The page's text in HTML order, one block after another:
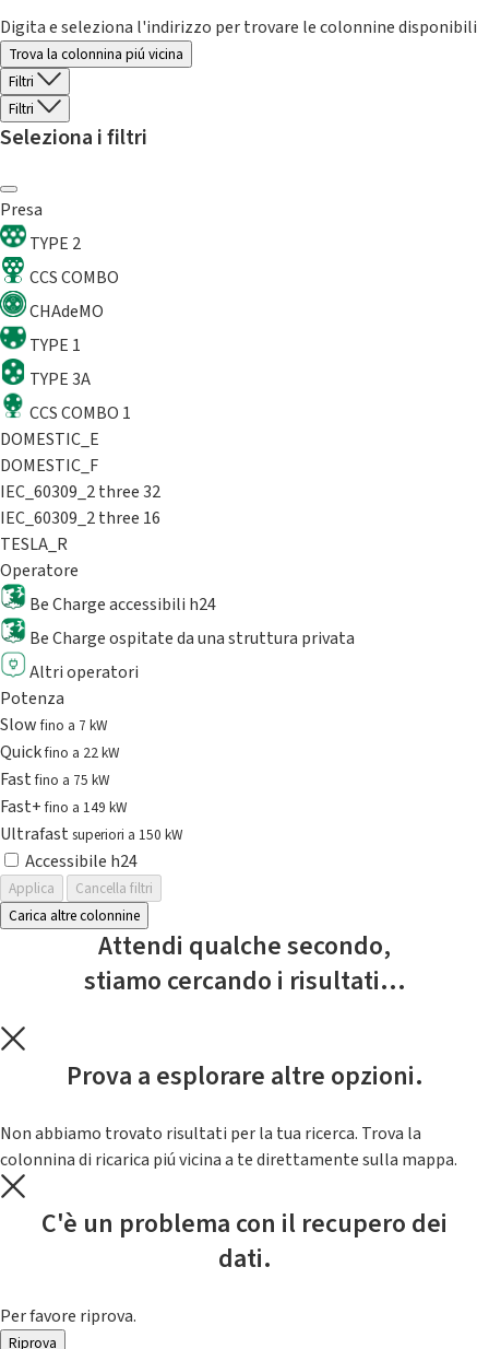
Digita e seleziona l'indirizzo per trovare le colonnine disponibili
Trova la colonnina piú vicina
Filtri
Filtri
Seleziona i filtri
Presa
TYPE 2
CCS COMBO
CHAdeMO
TYPE 1
TYPE 3A
CCS COMBO 1
DOMESTIC_E
DOMESTIC_F
IEC_60309_2 three 32
IEC_60309_2 three 16
TESLA_R
Operatore
Be Charge accessibili h24
Be Charge ospitate da una struttura privata
Altri operatori
Potenza
Slowfino a 7 kW
Quickfino a 22 kW
Fastfino a 75 kW
Fast+fino a 149 kW
Ultrafast superiori a 150 kW
Accessibile h24
Applica
Cancella filtri
Carica altre colonnine
Attendi qualche secondo,
stiamo cercando i risultati...
Prova a esplorare altre opzioni.
Non abbiamo trovato risultati per la tua ricerca. Trova la
colonnina di ricarica piú vicina a te direttamente sulla mappa.
C'è un problema con il recupero dei
dati.
Per favore riprova.
Riprova